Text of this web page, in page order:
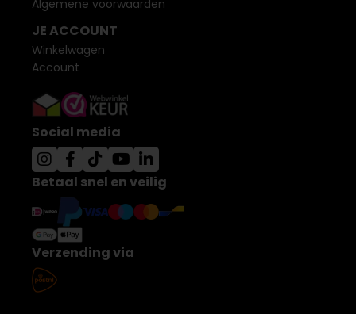
Algemene voorwaarden
JE ACCOUNT
Winkelwagen
Account
Social media
Betaal snel en veilig
Verzending via